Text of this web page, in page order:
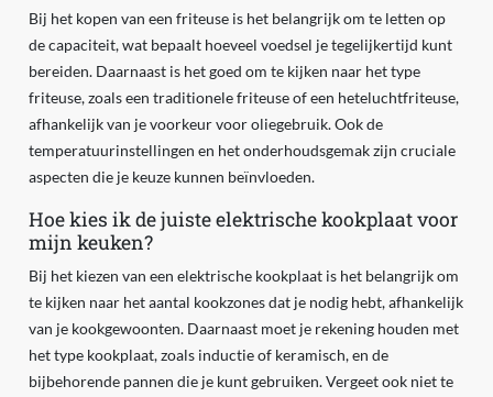
Bij het kopen van een friteuse is het belangrijk om te letten op
de capaciteit, wat bepaalt hoeveel voedsel je tegelijkertijd kunt
bereiden. Daarnaast is het goed om te kijken naar het type
friteuse, zoals een traditionele friteuse of een heteluchtfriteuse,
afhankelijk van je voorkeur voor oliegebruik. Ook de
temperatuurinstellingen en het onderhoudsgemak zijn cruciale
aspecten die je keuze kunnen beïnvloeden.
Hoe kies ik de juiste elektrische kookplaat voor
mijn keuken?
Bij het kiezen van een elektrische kookplaat is het belangrijk om
te kijken naar het aantal kookzones dat je nodig hebt, afhankelijk
van je kookgewoonten. Daarnaast moet je rekening houden met
het type kookplaat, zoals inductie of keramisch, en de
bijbehorende pannen die je kunt gebruiken. Vergeet ook niet te